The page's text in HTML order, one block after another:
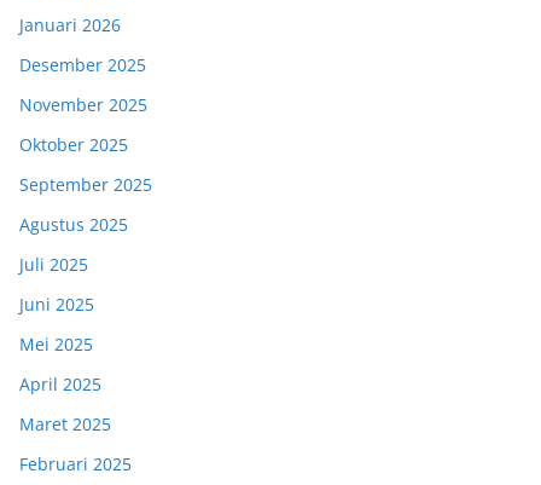
Januari 2026
Desember 2025
November 2025
Oktober 2025
September 2025
Agustus 2025
Juli 2025
Juni 2025
Mei 2025
April 2025
Maret 2025
Februari 2025